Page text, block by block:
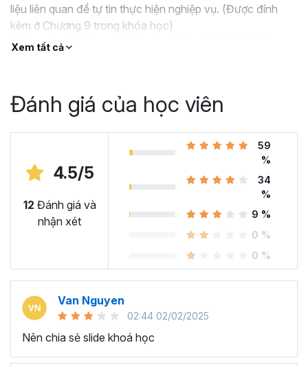
liệu liên quan để tự tin thực hiện nghiệp vụ. (Được đính
kèm ở Chương 9 trong khóa học)
Thêm vào đó, dựa trên bức tranh tổng thể về hệ thống
Xem tất cả
Đánh giá của học viên
4.5/5
12 Đánh giá và
nhận xét
59
%
34
%
9 %
0 %
0 %
Van Nguyen
02:44 02/02/2025
Nên chia sẻ slide khoá học